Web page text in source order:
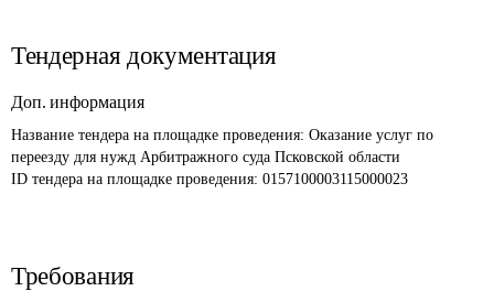
Тендерная документация
Доп. информация
Название тендера на площадке проведения: Оказание услуг по
переезду для нужд Арбитражного суда Псковской области
ID тендера на площадке проведения: 0157100003115000023
Требования